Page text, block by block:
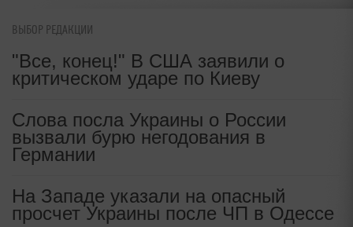
ВЫБОР РЕДАКЦИИ
"Все, конец!" В США заявили о
критическом ударе по Киеву
Слова посла Украины о России
вызвали бурю негодования в
Германии
На Западе указали на опасный
просчет Украины после ЧП в Одессе